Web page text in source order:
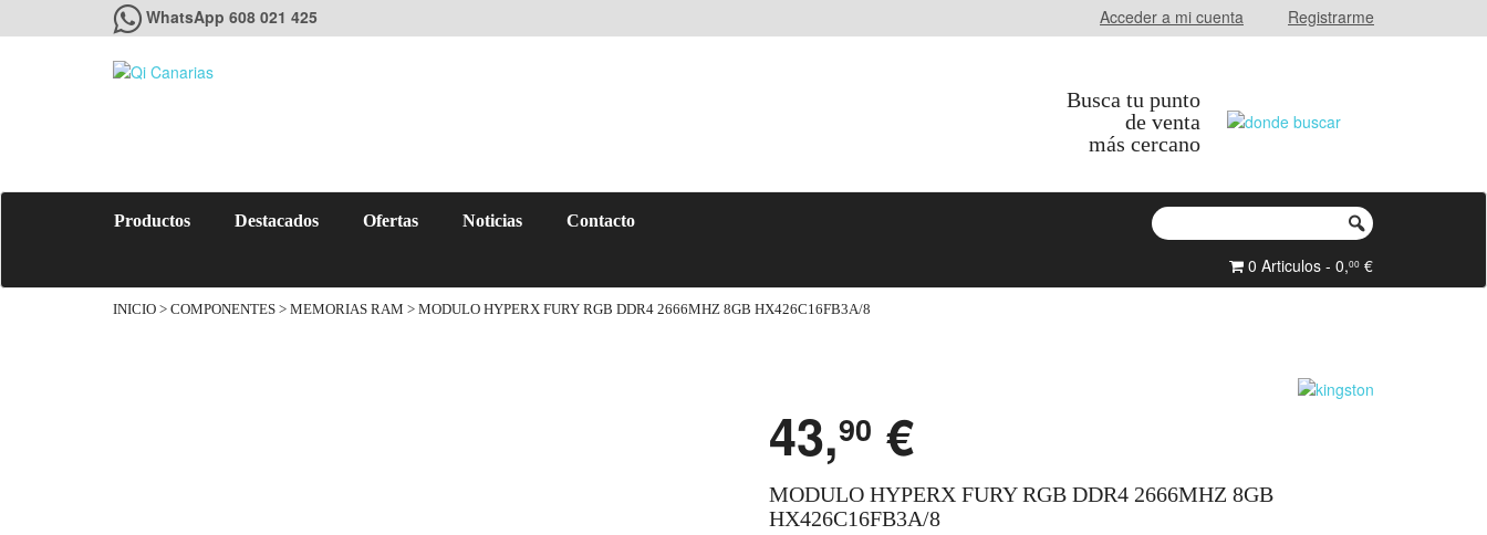
WhatsApp 608 021 425 Acceder a mi cuenta Registrarme
Busca tu punto
de venta
más cercano
Productos Destacados Ofertas Noticias Contacto
0 Articulos - 0,00 €
INICIO > COMPONENTES > MEMORIAS RAM > MODULO HYPERX FURY RGB DDR4 2666MHZ 8GB HX426C16FB3A/8
43,90 €
MODULO HYPERX FURY RGB DDR4 2666MHZ 8GB
HX426C16FB3A/8